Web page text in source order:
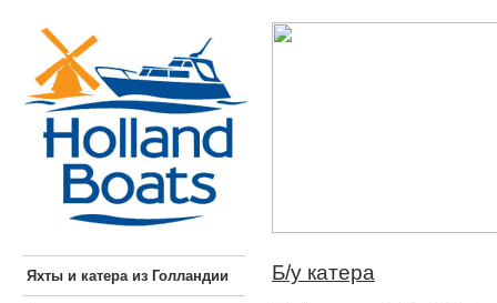
Яхты и катера из Голландии
Б/у катера